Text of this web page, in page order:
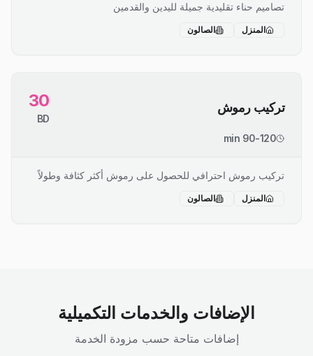
تصاميم حناء تقليدية جميلة لليدين والقدمين
المنزل الصالون
تركيب رموش 30
BD
90-120 min
تركيب رموش احترافي للحصول على رموش أكثر كثافة وطولاً
المنزل الصالون
الإضافات والخدمات التكميلية
إضافات متاحة حسب مزودة الخدمة